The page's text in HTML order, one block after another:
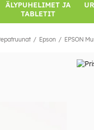
ÄLYPUHELIMET JA
TABLETIT
Epson EPSON